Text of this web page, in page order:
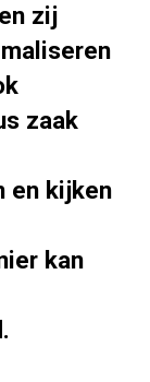
zij
zaak
en kijken
kan